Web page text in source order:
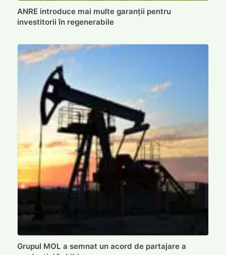
ANRE introduce mai multe garanții pentru
investitorii în regenerabile
Grupul MOL a semnat un acord de partajare a